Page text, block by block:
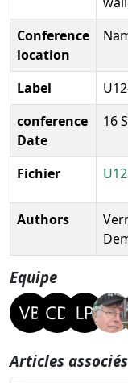
Conference
location
Label
conference
Date
16
Fichier
Authors
Equipe
Articles associés